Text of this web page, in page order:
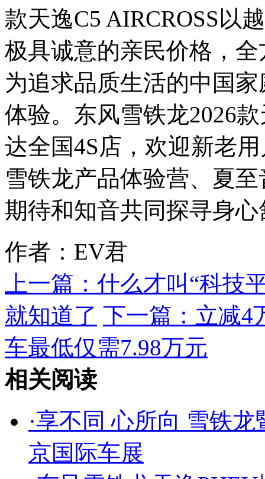
款天逸C5 AIRCROSS以
极具诚意的亲民价格，
为追求品质生活的中国
体验。东风雪铁龙2026
达全国4S店，欢迎新老
雪铁龙产品体验营、夏
期待和知音共同探寻身
作者：EV君
上一篇： 什么才叫“科技
就知道了 下一篇： 立减4
车最低仅需7.98万元
相关阅读
·享不同 心所向 雪铁龙
京国际车展